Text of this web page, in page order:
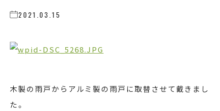
2021.03.15
木製の雨戸からアルミ製の雨戸に取替させて戴きまし
た。